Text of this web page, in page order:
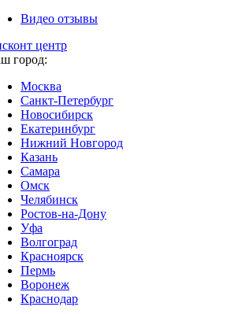
Видео отзывы
центр
город:
Москва
Санкт-Петербург
Новосибирск
Екатеринбург
Нижний Новгород
Казань
Самара
Омск
Челябинск
Ростов-на-Дону
Уфа
Волгоград
Красноярск
Пермь
Воронеж
Краснодар